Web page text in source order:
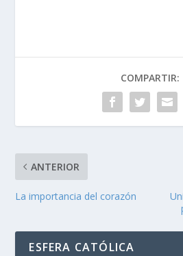
COMPARTIR:
ANTERIOR
La importancia del corazón
ESFERA CATÓLICA